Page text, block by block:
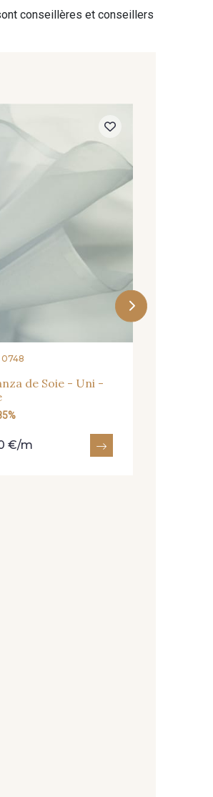
conseillères et conseillers
de Soie - Uni -
€/m